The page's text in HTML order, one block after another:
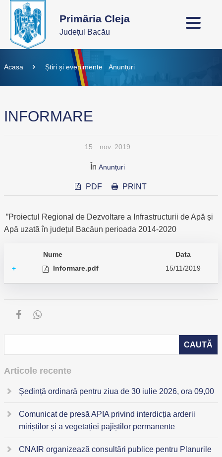
Primăria Cleja
Județul Bacău
Acasa Știri și evenimente Anunțuri
INFORMARE
15 nov. 2019
În Anunțuri
PDF PRINT
”Proiectul Regional de Dezvoltare a Infrastructurii de Apă și
Apă uzată în județul Bacăun perioada 2014-2020
Nume
Data
+
Informare.pdf 15/11/2019
Articole recente
Ședință ordinară pentru ziua de 30 iulie 2026, ora 09,00
Comunicat de presă APIA privind interdicția arderii
miriștilor și a vegetației pajiștilor permanente
CNAIR organizează consultări publice pentru Planurile